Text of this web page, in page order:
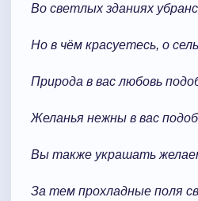
Во светлых зданиях
Но в чём красуетесь, о
Природа в вас любовь
Желанья нежны в вас
Вы также украшать
За тем прохладные поля